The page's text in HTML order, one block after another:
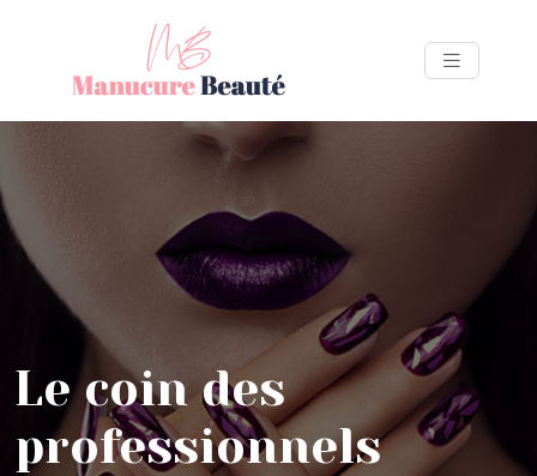
Le coin des
professionnels